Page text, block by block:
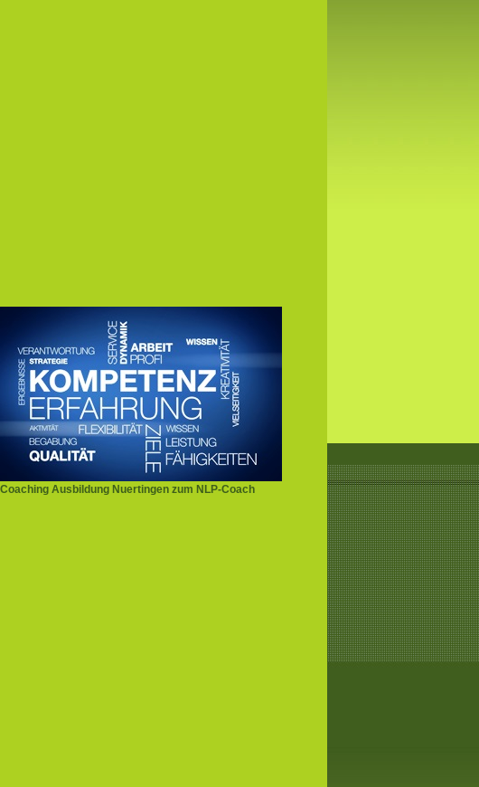
Coaching Ausbildung Nuertingen zum NLP-Coach